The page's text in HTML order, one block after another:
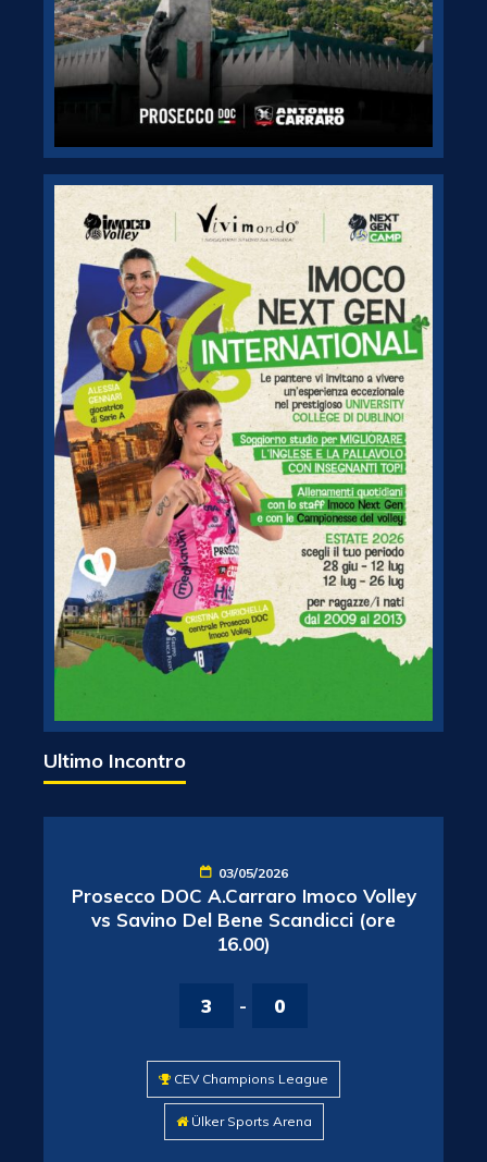
Ultimo Incontro
03/05/2026
Prosecco DOC A.Carraro Imoco Volley
vs Savino Del Bene Scandicci (ore
16.00)
3 - 0
CEV Champions League
Ülker Sports Arena